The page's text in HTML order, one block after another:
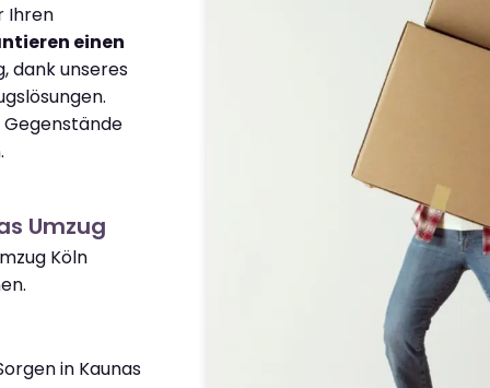
Ihren
einen
dank unseres
Gegenstände
Umzug
Köln
in Kaunas